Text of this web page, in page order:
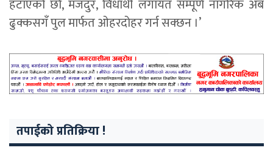
हटाएको छौँ, मजदुर, विधार्थी लगायत सम्पूर्ण नागरिक अब
ढुक्कसगँ पुल मार्फत ओहरदोहर गर्न सक्छन ।’
तपाईको प्रतिक्रिया !